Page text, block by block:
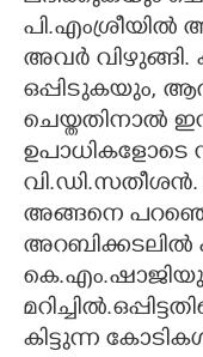
അവർ
ഒപ്പിടുകയും,
ചെയ്തതിനാൽ
ഉപാധികളോടെ
വി.ഡി.സതീശൻ.
അങ്ങനെ
അറബിക്കടലിൽ
കിട്ടുന്ന